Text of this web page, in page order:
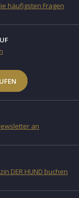
häufigsten Fragen
an
DER HUND buchen